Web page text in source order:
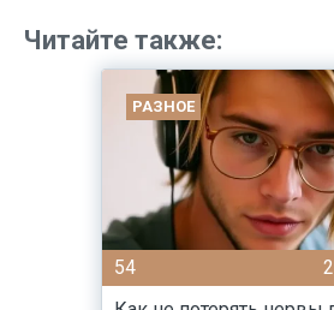
Читайте также:
РАЗНОЕ
54